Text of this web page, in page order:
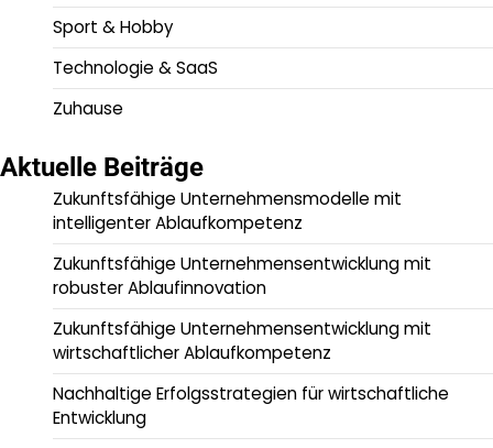
Sport & Hobby
Technologie & SaaS
Zuhause
Aktuelle Beiträge
Zukunftsfähige Unternehmensmodelle mit
intelligenter Ablaufkompetenz
Zukunftsfähige Unternehmensentwicklung mit
robuster Ablaufinnovation
Zukunftsfähige Unternehmensentwicklung mit
wirtschaftlicher Ablaufkompetenz
Nachhaltige Erfolgsstrategien für wirtschaftliche
Entwicklung